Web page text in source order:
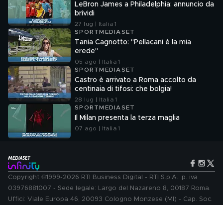
LeBron James a Philadelphia: annuncio da
brividi
27 lug | Italia 1
SPORTMEDIASET
Tania Cagnotto: "Pellacani è la mia
erede"
05 ago | Italia 1
SPORTMEDIASET
Castro è arrivato a Roma accolto da
centinaia di tifosi: che bolgia!
28 lug | Italia 1
SPORTMEDIASET
Il Milan presenta la terza maglia
07 ago | Italia 1
Copyright ©1999-2026 RTI Business Digital - RTI S.p.A.: p. iva
03976881007 - Sede legale: Largo del Nazareno 8, 00187 Roma.
Uffici: Viale Europa 46, 20093 Cologno Monzese (MI) - Cap. Soc.